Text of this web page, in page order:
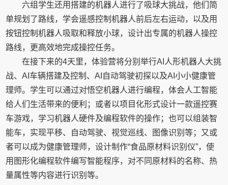
六组学生还用搭建的机器人进行了吸球大挑战，他们简
单规划了路线，学会遥感控制机器人前后左右运动，以及用
按钮控制机器人吸取和释放小球，设计出专属的机器人操控
路线，更高效地完成操控任务。
在接下来的4天里，体验营将分别举行AI人形机器人大挑
战、AI车辆搭建及控制、AI自动驾驶初探以及AI小小健康管
理师。学生可以通过对悟空机器人进行编程，体会人工智能
给人们生活带来的便利；或者以项目化形式设计一款遥控赛
车游戏，学习机器人硬件及编程软件的操作；也可以组装智
能车，实现平移、自动驾驶、视觉巡线、图像识别等；又或
者可以成为健康管理师，设计制作“食品原材料识别仪”，使
用图形化编程软件编写智能程序，对不同原材料的名称、热
量属性等内容进行识别等。